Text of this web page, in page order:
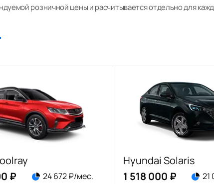
розничной цены и расчитывается отдельно для
₽
24 672 ₽/мес.
Hyundai Solaris
1 518 000 ₽
21